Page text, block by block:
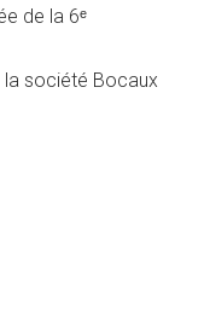
de la 6ᵉ
la société Bocaux